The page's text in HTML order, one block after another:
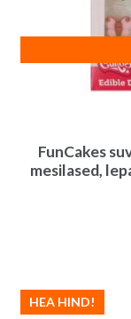
FunCakes
mesilased,
HEA HIND!